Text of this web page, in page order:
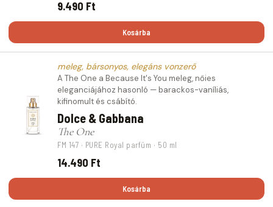
9.490 Ft
Kosárba
meleg, bársonyos, elegáns vonzerő
A The One a Because It's You meleg, nőies
eleganciájához hasonló — barackos-vaníliás,
kifinomult és csábító.
Dolce & Gabbana
The One
FM 147 · PURE Royal parfüm · 50 ml
14.490 Ft
Kosárba